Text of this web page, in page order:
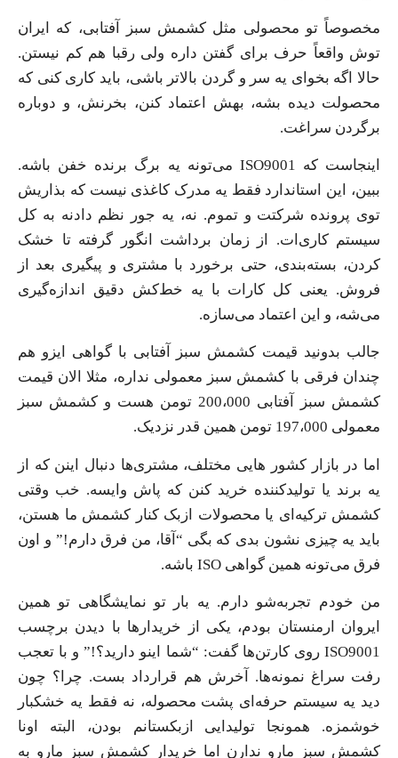
مخصوصاً تو محصولی مثل کشمش سبز آفتابی، که ایران
توش واقعاً حرف برای گفتن داره ولی رقبا هم کم نیستن.
حالا اگه بخوای یه سر و گردن بالاتر باشی، باید کاری کنی که
محصولت دیده بشه، بهش اعتماد کنن، بخرنش، و دوباره
برگردن سراغت.
اینجاست که ISO9001 می‌تونه یه برگ برنده‌ خفن باشه.
ببین، این استاندارد فقط یه مدرک کاغذی نیست که بذاریش
توی پرونده شرکتت و تموم. نه، یه جور نظم دادنه به کل
سیستم کاری‌ات. از زمان برداشت انگور گرفته تا خشک
کردن، بسته‌بندی، حتی برخورد با مشتری و پیگیری بعد از
فروش. یعنی کل کارات با یه خط‌کش دقیق اندازه‌گیری
می‌شه، و این اعتماد می‌سازه.
جالب بدونید قیمت کشمش سبز آفتابی با گواهی ایزو هم
چندان فرقی با کشمش سبز معمولی نداره، مثلا الان قیمت
کشمش سبز آفتابی 200،000 تومن هست و کشمش سبز
معمولی 197،000 تومن همین قدر نزدیک.
اما در بازار کشور هایی مختلف، مشتری‌ها دنبال اینن که از
یه برند یا تولیدکننده خرید کنن که پاش وایسه. خب وقتی
کشمش ترکیه‌ای یا محصولات ازبک کنار کشمش ما هستن،
باید یه چیزی نشون بدی که بگی “آقا، من فرق دارم!” و اون
فرق می‌تونه همین گواهی ISO باشه.
من خودم تجربه‌شو دارم. یه بار تو نمایشگاهی تو همین
ایروان ارمنستان بودم، یکی از خریدارها با دیدن برچسب
ISO9001 روی کارتن‌ها گفت: “شما اینو دارید؟!” و با تعجب
رفت سراغ نمونه‌ها. آخرش هم قرارداد بست. چرا؟ چون
دید یه سیستم حرفه‌ای پشت محصوله، نه فقط یه خشکبار
خوشمزه. همونجا تولیدایی ازبکستانم بودن، البته اونا
کشمش سبز مارو ندارن اما خریدار کشمش سبز مارو به